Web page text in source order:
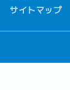
サイトマップ